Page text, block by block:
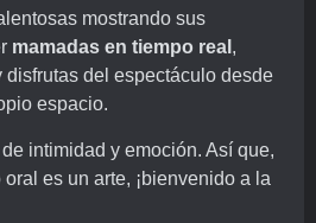
mostrando sus
mamadas en tiempo real ,
disfrutas del espectáculo desde
espacio.
intimidad y emoción. Así que,
es un arte, ¡bienvenido a la